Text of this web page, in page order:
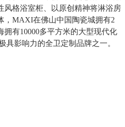
风格浴室柜、以原创精神将淋浴房
，MAXI在佛山中国陶瓷城拥有2
有10000多平方米的大型现代化
具影响力的全卫定制品牌之一。